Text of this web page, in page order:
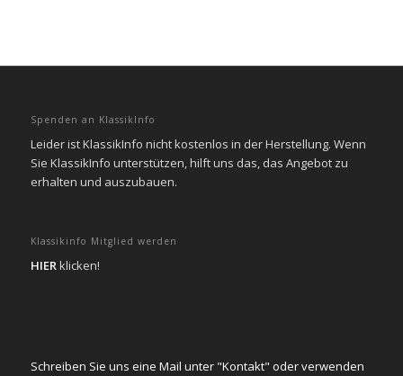
Spenden an KlassikInfo
Leider ist KlassikInfo nicht kostenlos in der Herstellung. Wenn
Sie KlassikInfo unterstützen, hilft uns das, das Angebot zu
erhalten und auszubauen.
Klassikinfo Mitglied werden
HIERklicken!
Schreiben Sie uns eine Mail unter "Kontakt" oder verwenden